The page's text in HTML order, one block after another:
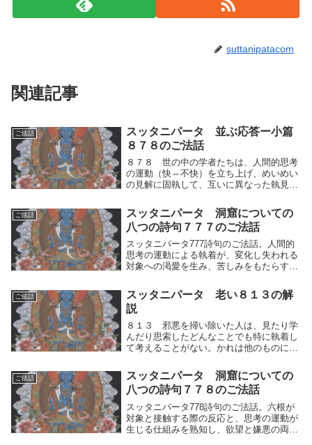
suttanipatacom
関連記事
ご法話
スッタニパータ 並ぶ応答ー小篇
８７８のご法話
８７８ 世の中の学者たちは、人間的思考
の運動（快⇔不快）を立ち上げ、めいめい
の見解に固執して、互いに異なった執見
だいて争い、みずから真理への熟達者であ
ると称して、さまざまに論ずる。ー「この
ように知る人は...
ご法話
スッタニパータ 洞窟についての
八つの詩句７７７のご法話
スッタニパータ777詩句のご法話。人間的
思考の運動による執着が、変化し失われる
対象への渇愛を生み、苦しみをもたらす理
がままに世を遍歴する真理の道を説く。
ご法話
スッタニパータ 老い８１３の解
説
８１３ 邪悪を掃い除いた人は、見たり学
んだり思索したどんなことでも特に執着し
て考えることがない。かれは他のものによ
貪らず、また嫌うこともない。自らのの人
間的思考の運動（快⇔不快）を制した修行
者は、見たり...
ご法話
スッタニパータ 洞窟についての
八つの詩句７７８のご法話
スッタニパータ778詩句のご法話。六根が
対象と接触する際の反応と、思考の運動が
生じる仕組みを熟知し、欲望と嫌悪の両極